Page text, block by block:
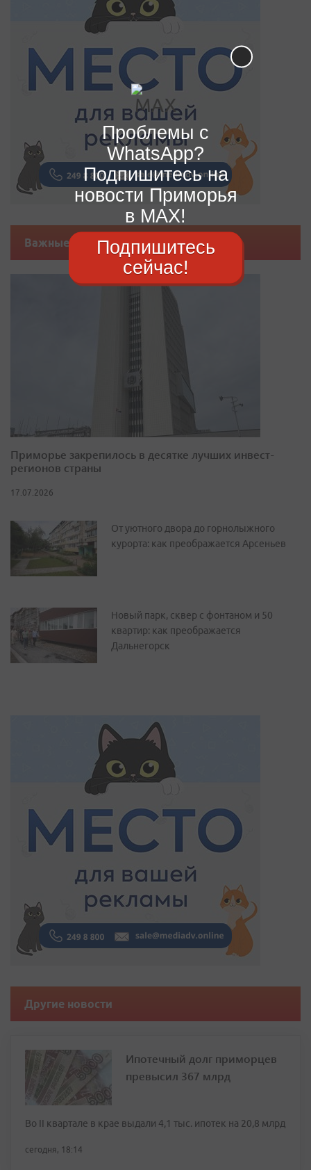
Важные новости
Приморье закрепилось в десятке лучших инвест-
регионов страны
17.07.2026
От уютного двора до горнолыжного
курорта: как преображается Арсеньев
Новый парк, сквер с фонтаном и 50
квартир: как преображается
Дальнегорск
Другие новости
Ипотечный долг приморцев
превысил 367 млрд
Во II квартале в крае выдали 4,1 тыс. ипотек на 20,8 млрд
сегодня, 18:14
Проблемы с
WhatsApp?
Подпишитесь на
новости Приморья
в MAX!
Подпишитесь
сейчас!